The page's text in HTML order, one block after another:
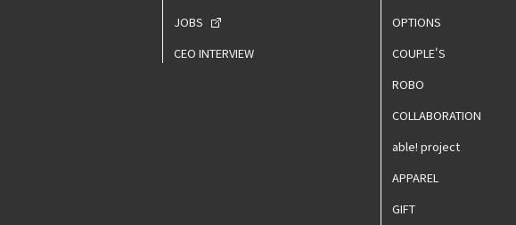
JOBS
CEO INTERVIEW
OPTIONS
COUPLE'S
ROBO
COLLABORATION
able! project
APPAREL
GIFT